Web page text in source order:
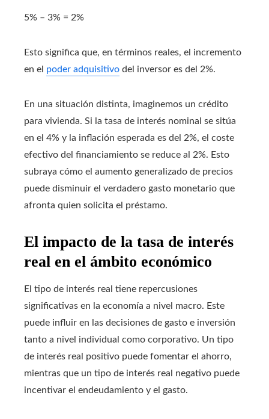
5% – 3% = 2%
Esto significa que, en términos reales, el incremento
en el poder adquisitivo del inversor es del 2%.
En una situación distinta, imaginemos un crédito
para vivienda. Si la tasa de interés nominal se sitúa
en el 4% y la inflación esperada es del 2%, el coste
efectivo del financiamiento se reduce al 2%. Esto
subraya cómo el aumento generalizado de precios
puede disminuir el verdadero gasto monetario que
afronta quien solicita el préstamo.
El impacto de la tasa de interés
real en el ámbito económico
El tipo de interés real tiene repercusiones
significativas en la economía a nivel macro. Este
puede influir en las decisiones de gasto e inversión
tanto a nivel individual como corporativo. Un tipo
de interés real positivo puede fomentar el ahorro,
mientras que un tipo de interés real negativo puede
incentivar el endeudamiento y el gasto.